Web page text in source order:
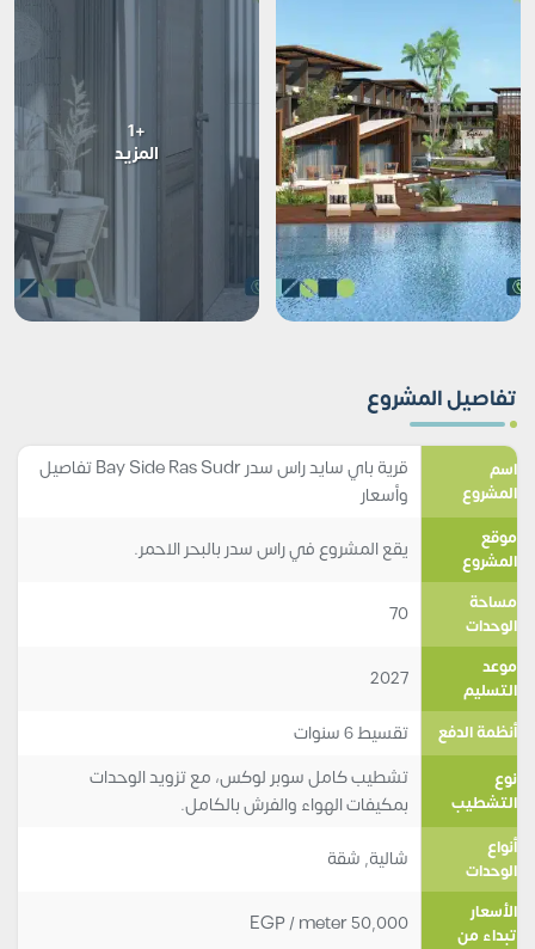
+1
المزيد
تفاصيل المشروع
اسم
المشروع
قرية باي سايد راس سدر Bay Side Ras Sudr تفاصيل
وأسعار
موقع
المشروع
يقع المشروع في راس سدر بالبحر الاحمر.
مساحة
الوحدات
70
موعد
التسليم
2027
أنظمة الدفع تقسيط 6 سنوات
نوع
التشطيب
تشطيب كامل سوبر لوكس، مع تزويد الوحدات
بمكيفات الهواء والفرش بالكامل.
أنواع
الوحدات
شالية, شقة
الأسعار
تبداء من
50,000
EGP/ meter